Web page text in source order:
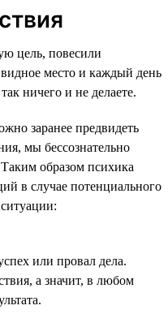
цель, повесили
место и каждый день
ничего и не делаете.
заранее предвидеть
мы бессознательно
образом психика
в случае потенциального
или провал дела.
а значит, в любом